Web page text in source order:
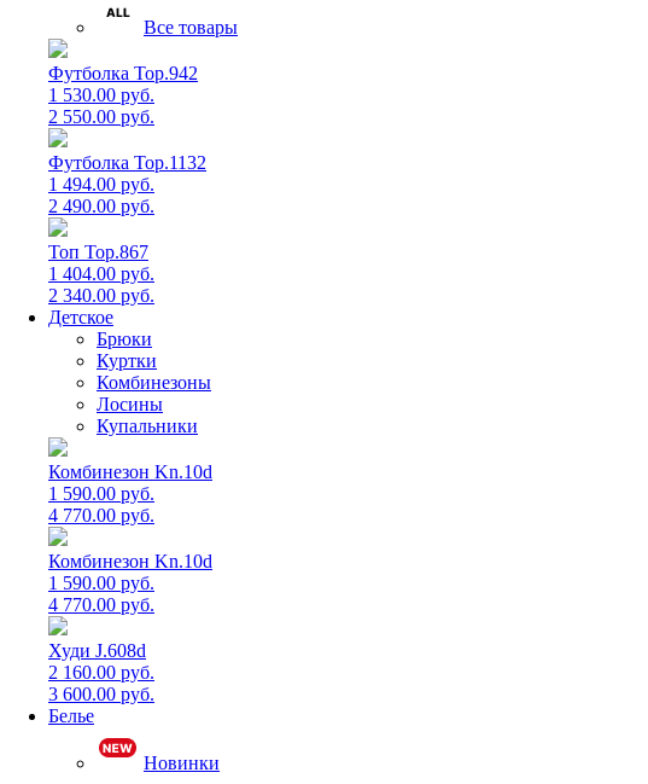
Все товары
Футболка Top.942
1 530.00 руб.
2 550.00 руб.
Футболка Top.1132
1 494.00 руб.
2 490.00 руб.
Топ Top.867
1 404.00 руб.
2 340.00 руб.
Детское
Брюки
Куртки
Комбинезоны
Лосины
Купальники
Комбинезон Kn.10d
1 590.00 руб.
4 770.00 руб.
Комбинезон Kn.10d
1 590.00 руб.
4 770.00 руб.
Худи J.608d
2 160.00 руб.
3 600.00 руб.
Белье
Новинки